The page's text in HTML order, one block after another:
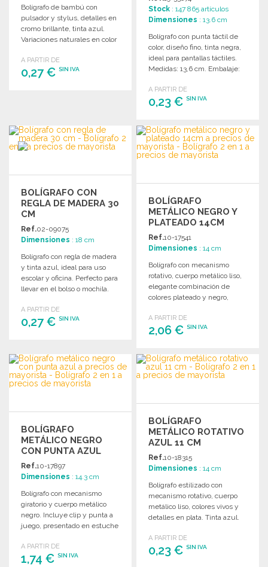
Bolígrafo de bambú con
pulsador y stylus, detalles en
cromo brillante, tinta azul.
Variaciones naturales en color
A PARTIR DE
0,27 € SIN IVA
Stock : 147 865 artículos
Dimensiones : 13.6 cm
Bolígrafo con punta táctil de
color, diseño fino, tinta negra,
ideal para pantallas táctiles.
Medidas: 13,6 cm. Embalaje:
A PARTIR DE
0,23 €SIN IVA
PEDIR
Solicitar un presupuesto
BOLÍGRAFO CON
REGLA DE MADERA 30
CM
Ref.02-09075
Dimensiones : 18 cm
Bolígrafo con regla de madera
y tinta azul, ideal para uso
escolar y oficina. Perfecto para
llevar en el bolso o mochila.
A PARTIR DE
0,27 € SIN IVA
Solicitar un presupuesto
BOLÍGRAFO
METÁLICO NEGRO Y
PLATEADO 14CM
Ref.10-17541
Dimensiones : 14 cm
Bolígrafo con mecanismo
rotativo, cuerpo metálico liso,
elegante combinación de
colores plateado y negro,
individual. Tinta azul.
A PARTIR DE
2,06 €SIN IVA
PEDIR
Solicitar un presupuesto
BOLÍGRAFO
METÁLICO NEGRO
CON PUNTA AZUL
Ref.10-17897
Dimensiones : 14.3 cm
Bolígrafo con mecanismo
giratorio y cuerpo metálico
negro. Incluye clip y punta a
juego, presentado en estuche
A PARTIR DE
1,74 € SIN IVA
BOLÍGRAFO
METÁLICO ROTATIVO
AZUL 11 CM
Ref.10-18315
Dimensiones : 14 cm
Bolígrafo estilizado con
mecanismo rotativo, cuerpo
metálico liso, colores vivos y
detalles en plata. Tinta azul.
A PARTIR DE
0,23 €SIN IVA